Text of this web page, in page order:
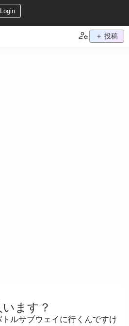
Login
＋ 投稿
ます？
ルサブウェイに行くんですけ